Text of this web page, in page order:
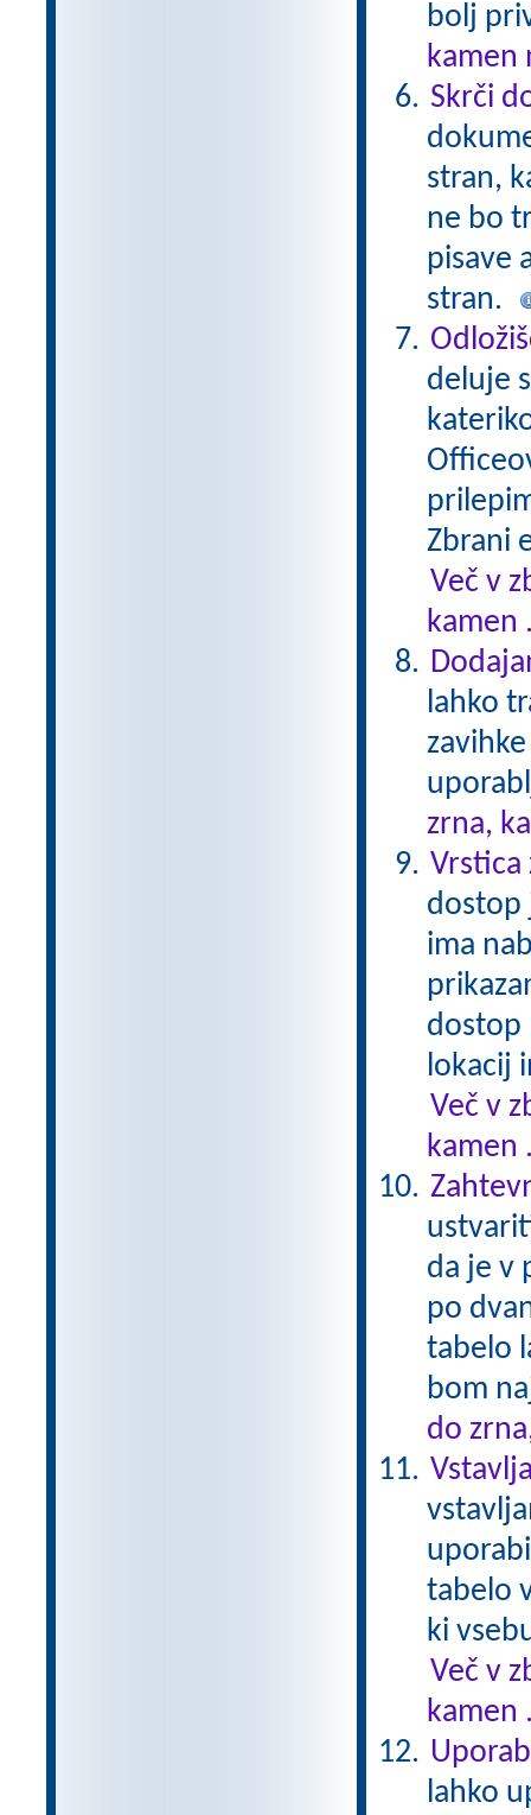
bolj
kamen
Skrči
stran,
ne bo
pisave
stran.
deluje
Zbrani
Več v
kamen
lahko
zrna,
dostop
ima
dostop
lokacij
Več v
kamen
da je v
po
tabelo
bom
do
tabelo
ki
Več v
kamen
lahko